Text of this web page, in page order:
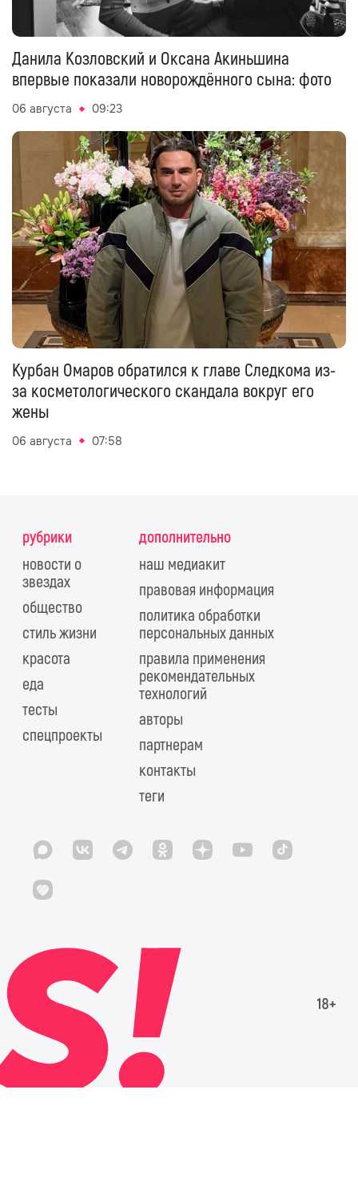
Данила Козловский и Оксана Акиньшина
впервые показали новорождённого сына: фото
06 августа 09:23
Курбан Омаров обратился к главе Следкома из-
за косметологического скандала вокруг его
жены
06 августа 07:58
рубрики
новости о
звездах
общество
стиль жизни
красота
еда
тесты
спецпроекты
дополнительно
наш медиакит
правовая информация
политика обработки
персональных данных
правила применения
рекомендательных
технологий
авторы
партнерам
контакты
теги